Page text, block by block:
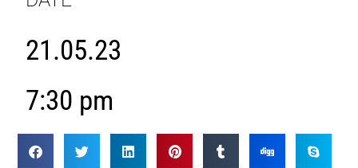
21.05.23
7:30 pm